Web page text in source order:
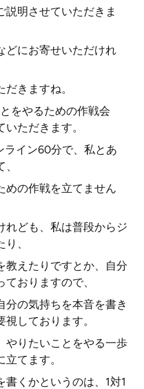
明させていただきま
どにお寄せいただけれ
きますね。
をやるための作戦会
ただきます。
ライン60分で、私とあ
めの作戦を立てません
れども、私は普段からジ
、
教えたりですとか、自分
おりますので、
分の気持ちを本音を書き
しております。
やりたいことをやる一歩
てます。
くかというのは、1対1